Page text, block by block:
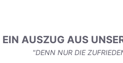
EIN AUSZUG AUS
"DENN NUR DIE